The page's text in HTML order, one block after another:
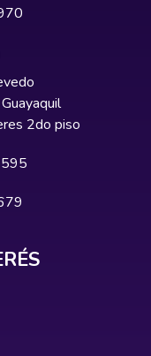
2do piso